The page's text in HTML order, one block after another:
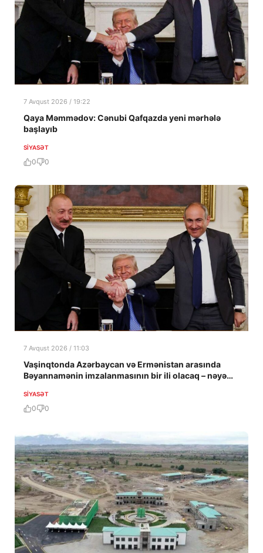
7 Avqust 2026 / 19:22
Qaya Məmmədov: Cənubi Qafqazda yeni mərhələ
başlayıb
SIYASƏT
0 0
7 Avqust 2026 / 11:03
Vaşinqtonda Azərbaycan və Ermənistan arasında
Bəyannamənin imzalanmasının bir ili olacaq – nəyə
SIYASƏT
0 0